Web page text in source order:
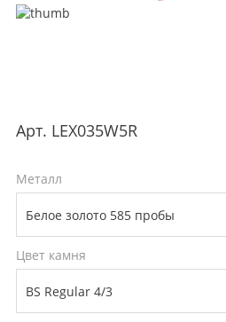
Арт. LEX035W5R
Металл
Цвет камня